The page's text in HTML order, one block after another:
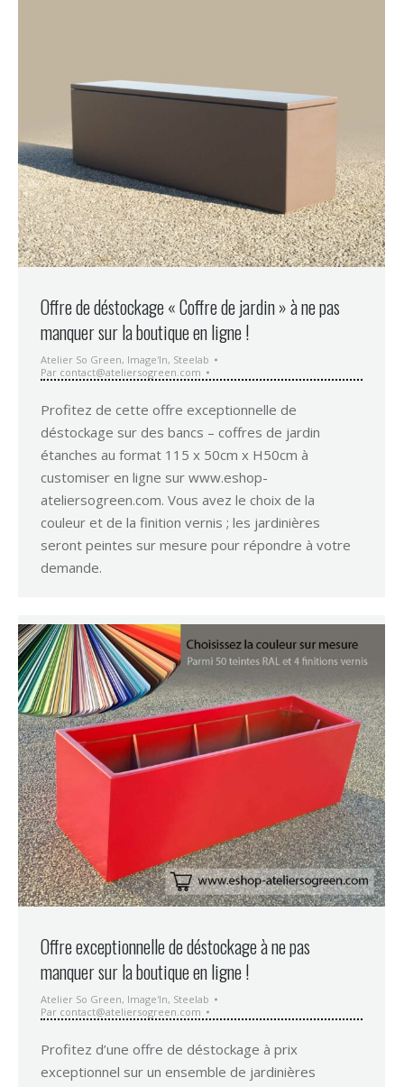
Offre de déstockage « Coffre de jardin » à ne pas
manquer sur la boutique en ligne !
Atelier So Green, Image'In, Steelab
Par contact@ateliersogreen.com
Profitez de cette offre exceptionnelle de
déstockage sur des bancs – coffres de jardin
étanches au format 115 x 50cm x H50cm à
customiser en ligne sur www.eshop-
ateliersogreen.com. Vous avez le choix de la
couleur et de la finition vernis ; les jardinières
seront peintes sur mesure pour répondre à votre
demande.
Offre exceptionnelle de déstockage à ne pas
manquer sur la boutique en ligne !
Atelier So Green, Image'In, Steelab
Par contact@ateliersogreen.com
Profitez d’une offre de déstockage à prix
exceptionnel sur un ensemble de jardinières